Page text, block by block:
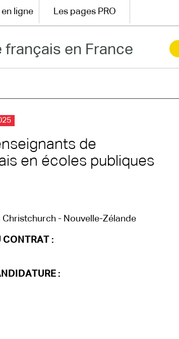
ligne Les pages PRO
français en France
de
en écoles publiques
- Nouvelle-Zélande
CONTRAT :
: